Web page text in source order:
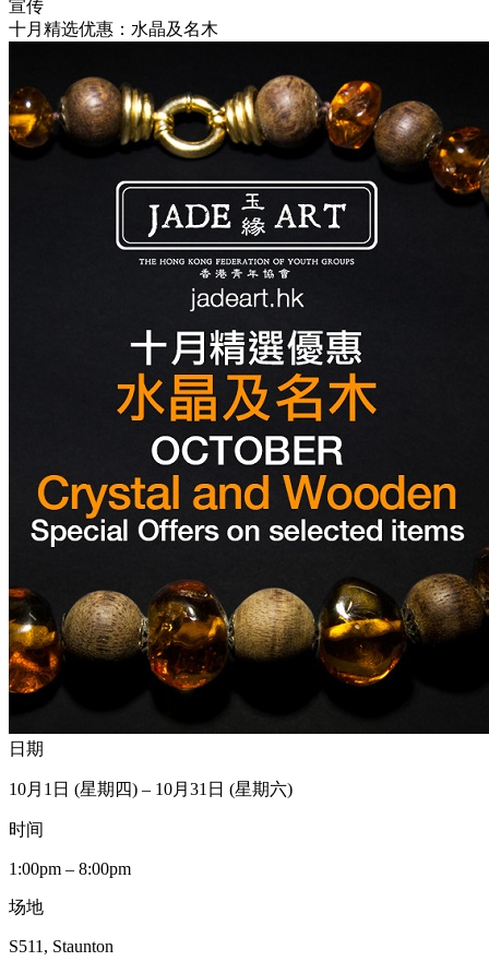
宣传
十月精选优惠：水晶及名木
日期
10月1日 (星期四) – 10月31日 (星期六)
时间
1:00pm – 8:00pm
场地
S511, Staunton